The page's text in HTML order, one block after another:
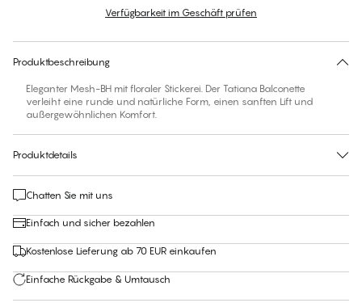
Finden Sie Ihre GrößeVerfügbarkeit im Geschäft prüfen
Produktbeschreibung
Eleganter Mesh-BH mit floraler Stickerei. Der Tatiana Balconette
verleiht eine runde und natürliche Form, einen sanften Lift und
außergewöhnlichen Komfort.
Produktdetails
Chatten Sie mit uns
Einfach und sicher bezahlen
Kostenlose Lieferung ab 70 EUR einkaufen
Einfache Rückgabe & Umtausch